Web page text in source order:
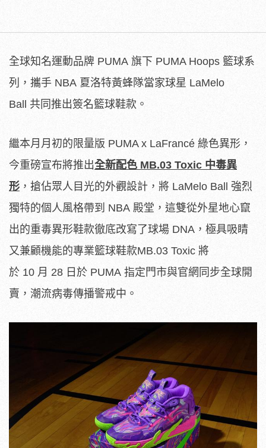
全球知名運動品牌 PUMA 旗下 PUMA Hoops 籃球系
列，攜手 NBA 夏洛特黃蜂隊當家球星 LaMelo
Ball 共同推出簽名籃球鞋款。
繼本月月初的限量版 PUMA x LaFrancé 綠色異形，
今重磅宣布將推出全新配色 MB.03 Toxic 中毒異
形 ，搶佔眾人目光的外觀設計，將 LaMelo Ball 強烈
獨特的個人風格帶到 NBA 殿堂，這雙從外星地心竄
出的重毒異形鞋款徹底改寫了球場 DNA，極具吸睛
又兼顧機能的專業籃球鞋款MB.03 Toxic 將
於 10 月 28 日於 PUMA 指定門市與官網同步全球開
賣，潮流病毒傳播警戒中。